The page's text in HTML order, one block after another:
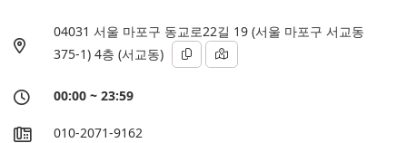
04031 서울 마포구 동교로22길 19 (서울 마포구 서교동
375-1) 4층 (서교동)
00:00 ~ 23:59
010-2071-9162